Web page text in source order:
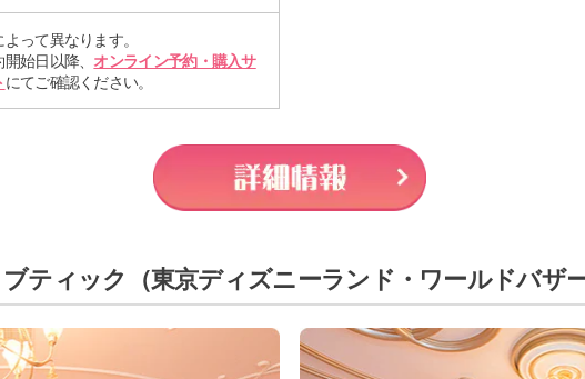
よって異なります。
始日以降、 オンライン予約・購入サ
にてご確認ください。
ティック （東京ディズニーランド・ワールドバザ